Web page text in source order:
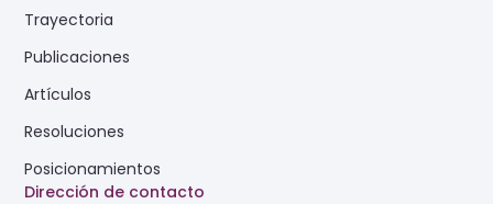
Dirección de contacto
Trayectoria
Publicaciones
Artículos
Resoluciones
Posicionamientos